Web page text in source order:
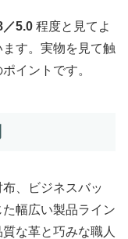
／5.0 程度と見てよ
す。実物を見て触
イントです。
、ビジネスバッ
幅広い製品ライン
な革と巧みな職人